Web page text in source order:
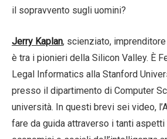
il sopravvento sugli uomini?
Jerry Kaplan, scienziato,
è tra i pionieri della Silicon Valley. È
Legal Informatics alla Stanford
presso il dipartimento di Computer
università. In questi brevi sei video,
fare da guida attraverso i tanti